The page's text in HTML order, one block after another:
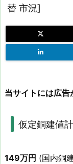
替 市況]
当サイトには広告
仮定銅建値
149万円 (国内銅